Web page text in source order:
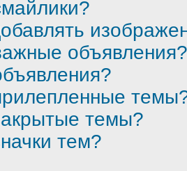
объявления?
темы?
тем?